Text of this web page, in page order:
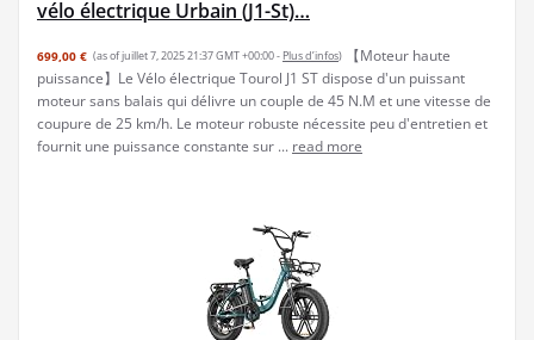
vélo électrique Urbain (J1-St)…
699,00 € (as of juillet 7, 2025 21:37 GMT +00:00 - Plus d’infos)
【Moteur haute
puissance】Le Vélo électrique Tourol J1 ST dispose d'un puissant
moteur sans balais qui délivre un couple de 45 N.M et une vitesse de
coupure de 25 km/h. Le moteur robuste nécessite peu d'entretien et
fournit une puissance constante sur ... read more